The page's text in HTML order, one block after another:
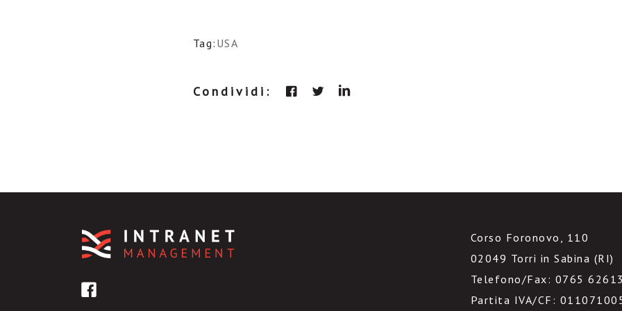
Tag: USA
Condividi:
Corso Foronovo, 110
02049 Torri in Sabina (RI)
Telefono/Fax: 0765 62613
Partita IVA/CF: